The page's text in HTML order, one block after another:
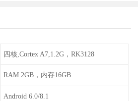
四核,Cortex A7,1.2G，RK3128
RAM 2GB，内存16GB
Android 6.0/8.1